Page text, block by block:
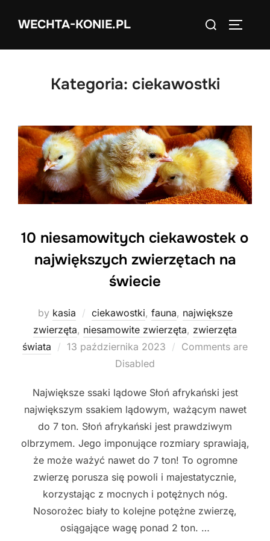
WECHTA-KONIE.PL
Search
Kategoria: ciekawostki
10 niesamowitych ciekawostek o
największych zwierzętach na
świecie
by kasia ciekawostki, fauna, największe
zwierzęta, niesamowite zwierzęta, zwierzęta
świata
Posted
13 października 2023
Comments are
Disabled
Największe ssaki lądowe Słoń afrykański jest
największym ssakiem lądowym, ważącym nawet
do 7 ton. Słoń afrykański jest prawdziwym
olbrzymem. Jego imponujące rozmiary sprawiają,
że może ważyć nawet do 7 ton! To ogromne
zwierzę porusza się powoli i majestatycznie,
korzystając z mocnych i potężnych nóg.
Nosorożec biały to kolejne potężne zwierzę,
osiągające wagę ponad 2 ton. …